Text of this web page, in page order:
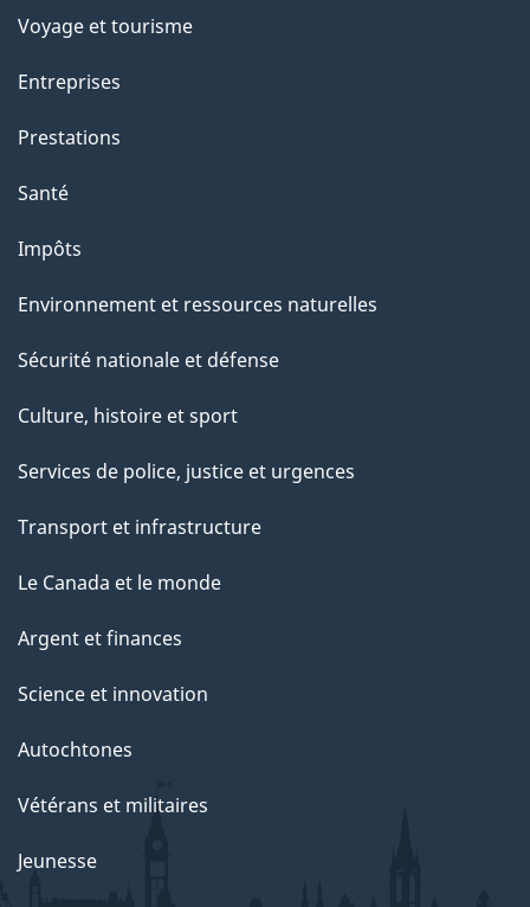
r
c
t
e
p
a
e
Voyage et tourisme
Entreprises
Prestations
Santé
Impôts
Environnement et ressources naturelles
Sécurité nationale et défense
Culture, histoire et sport
Services de police, justice et urgences
Transport et infrastructure
Le Canada et le monde
Argent et finances
Science et innovation
Autochtones
Vétérans et militaires
Jeunesse